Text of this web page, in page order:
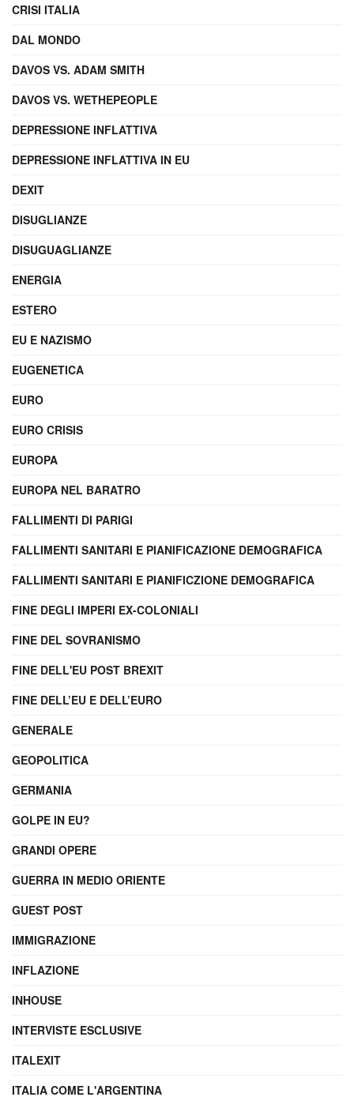
CRISI ITALIA
DAL MONDO
DAVOS VS. ADAM SMITH
DAVOS VS. WETHEPEOPLE
DEPRESSIONE INFLATTIVA
DEPRESSIONE INFLATTIVA IN EU
DEXIT
DISUGLIANZE
DISUGUAGLIANZE
ENERGIA
ESTERO
EU E NAZISMO
EUGENETICA
EURO
EURO CRISIS
EUROPA
EUROPA NEL BARATRO
FALLIMENTI DI PARIGI
FALLIMENTI SANITARI E PIANIFICAZIONE DEMOGRAFICA
FALLIMENTI SANITARI E PIANIFICZIONE DEMOGRAFICA
FINE DEGLI IMPERI EX-COLONIALI
FINE DEL SOVRANISMO
FINE DELL'EU POST BREXIT
FINE DELL’EU E DELL’EURO
GENERALE
GEOPOLITICA
GERMANIA
GOLPE IN EU?
GRANDI OPERE
GUERRA IN MEDIO ORIENTE
GUEST POST
IMMIGRAZIONE
INFLAZIONE
INHOUSE
INTERVISTE ESCLUSIVE
ITALEXIT
ITALIA COME L'ARGENTINA